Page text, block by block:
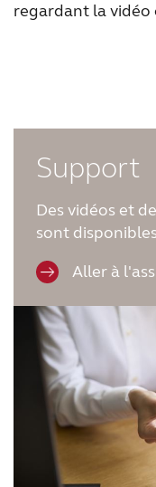
regardant la vidéo
Support
Des vidéos et
sont
Aller à